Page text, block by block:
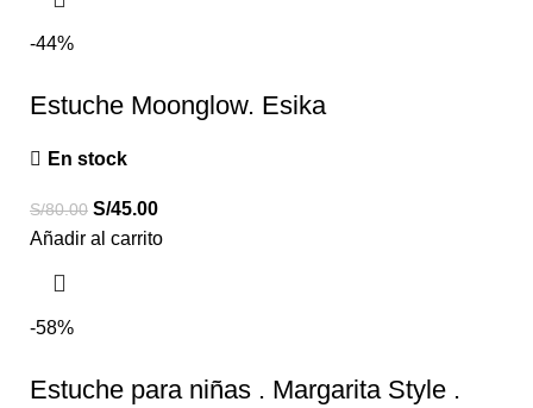
-44%
Estuche Moonglow. Esika
En stock
S/80.00 S/45.00
Añadir al carrito
-58%
Estuche para niñas . Margarita Style .